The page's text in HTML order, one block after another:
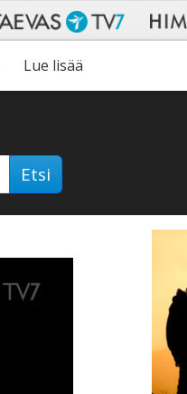
Lue lisää
Etsi